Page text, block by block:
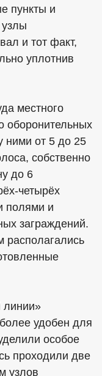
пункты и
узлы
и тот факт,
уплотнив
местного
оборонительных
ними от 5 до 25
собственно
до 6
четырёх
полями и
заграждений.
располагались
линии»
удобен для
особое
проходили две
узлов